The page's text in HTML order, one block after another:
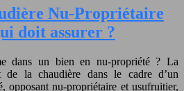
Nu-Propriétaire
doit assurer ?
dans un bien en nu-propriété ? La
de la chaudière dans le cadre d’un
opposant nu-propriétaire et usufruitier,